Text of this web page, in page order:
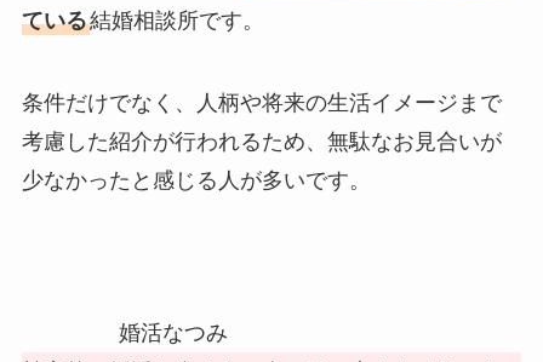
ている結婚相談所です。
条件だけでなく、人柄や将来の生活イメージまで
考慮した紹介が行われるため、無駄なお見合いが
少なかったと感じる人が多いです。
婚活なつみ